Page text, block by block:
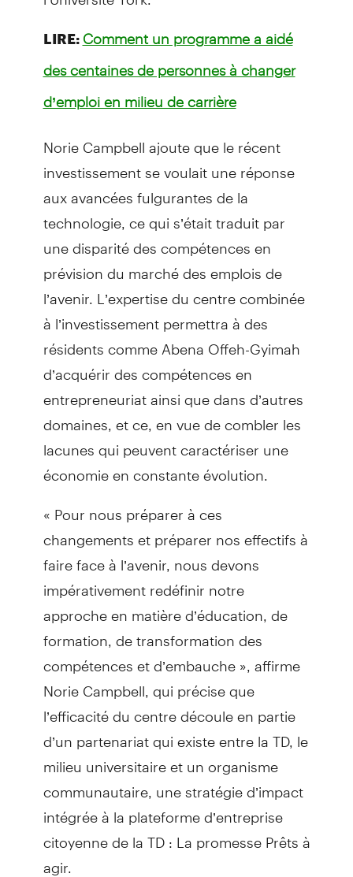
LIRE: Comment un programme a aidé
des centaines de personnes à changer
d’emploi en milieu de carrière
Norie Campbell ajoute que le récent
investissement se voulait une réponse
aux avancées fulgurantes de la
technologie, ce qui s’était traduit par
une disparité des compétences en
prévision du marché des emplois de
l’avenir. L’expertise du centre combinée
à l’investissement permettra à des
résidents comme Abena Offeh-Gyimah
d’acquérir des compétences en
entrepreneuriat ainsi que dans d’autres
domaines, et ce, en vue de combler les
lacunes qui peuvent caractériser une
économie en constante évolution.
« Pour nous préparer à ces
changements et préparer nos effectifs à
faire face à l’avenir, nous devons
impérativement redéfinir notre
approche en matière d’éducation, de
formation, de transformation des
compétences et d’embauche », affirme
Norie Campbell, qui précise que
l’efficacité du centre découle en partie
d’un partenariat qui existe entre la TD, le
milieu universitaire et un organisme
communautaire, une stratégie d’impact
intégrée à la plateforme d’entreprise
citoyenne de la TD : La promesse Prêts à
agir.